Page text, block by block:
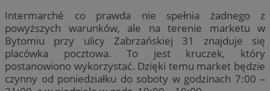
Intermarché co prawda nie spełnia żadnego z
powyższych warunków, ale na terenie marketu w
Bytomiu przy ulicy Zabrzańskiej 31 znajduje się
placówka pocztowa. To jest kruczek, który
postanowiono wykorzystać. Dzięki temu market będzie
czynny od poniedziałku do soboty w godzinach 7:00 –